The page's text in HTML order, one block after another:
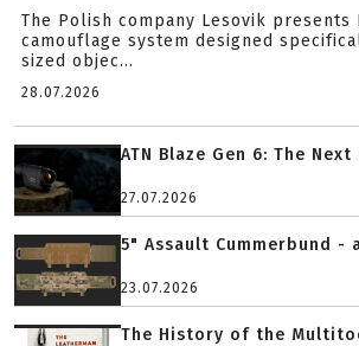
The Polish company Lesovik presents
camouflage system designed
sized objec...
28.07.2026
ATN Blaze Gen 6: The
27.07.2026
5" Assault Cummerbund -
23.07.2026
The History of the